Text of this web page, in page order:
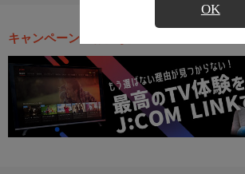
OK
キャンペーン・お得な情報